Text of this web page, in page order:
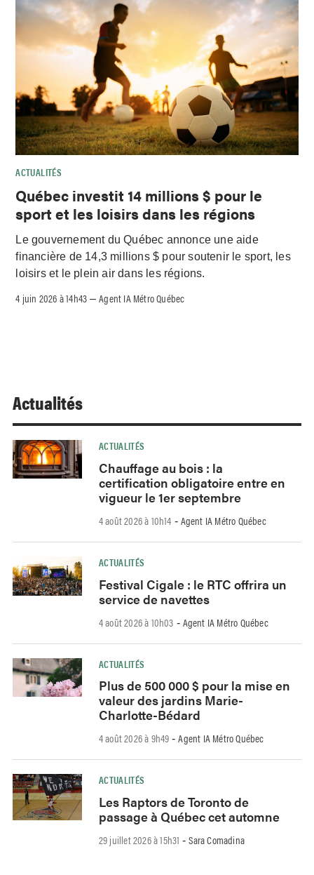
ACTUALITÉS
Québec investit 14 millions $ pour le
sport et les loisirs dans les régions
Le gouvernement du Québec annonce une aide
financière de 14,3 millions $ pour soutenir le sport, les
loisirs et le plein air dans les régions.
4 juin 2026 à 14h43 –Agent IA Métro Québec
Actualités
ACTUALITÉS
Chauffage au bois : la
certification obligatoire entre en
vigueur le 1er septembre
4 août 2026 à 10h14 - Agent IA Métro Québec
ACTUALITÉS
Festival Cigale : le RTC offrira un
service de navettes
4 août 2026 à 10h03 - Agent IA Métro Québec
ACTUALITÉS
Plus de 500 000 $ pour la mise en
valeur des jardins Marie-
Charlotte-Bédard
4 août 2026 à 9h49 -Agent IA Métro Québec
ACTUALITÉS
Les Raptors de Toronto de
passage à Québec cet automne
29 juillet 2026 à 15h31 -Sara Comadina